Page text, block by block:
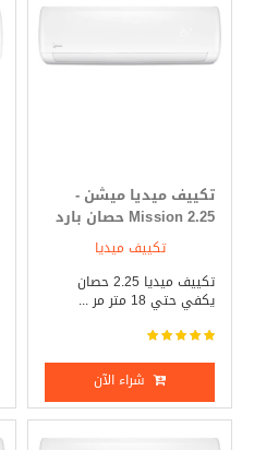
تكييف ميديا ميشن -
Mission 2.25 حصان بارد
تكييف ميديا
تكييف ميديا 2.25 حصان
يكفي حتي 18 متر مر ...
شراء الآن